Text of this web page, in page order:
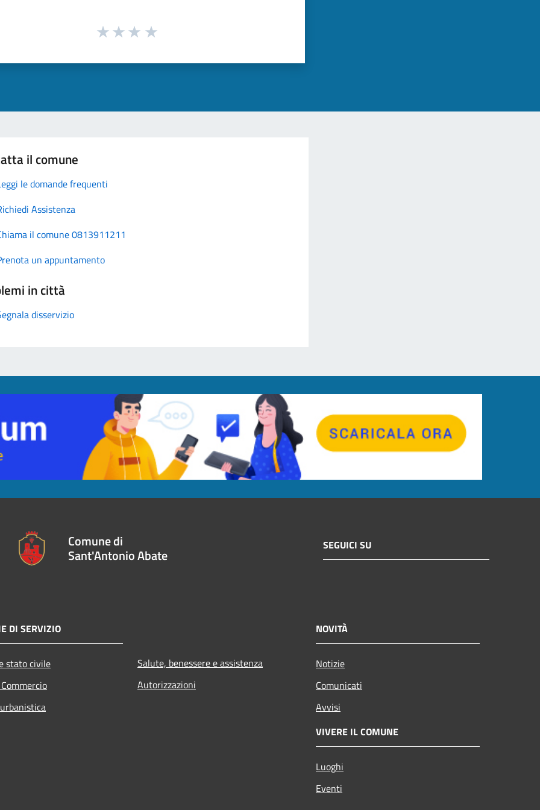
il comune
le domande frequenti
Assistenza
il comune 0813911211
un appuntamento
in città
disservizio
Comune di
Sant'Antonio Abate
SEGUICI SU
DI SERVIZIO
stato civile
Salute, benessere e assistenza
Autorizzazioni
NOVITÀ
Notizie
Comunicati
Avvisi
VIVERE IL COMUNE
Luoghi
Eventi